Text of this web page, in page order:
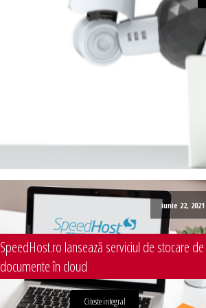
iunie 22, 2021
SpeedHost.ro lansează serviciul de stocare de
documente în cloud
Citeste integral